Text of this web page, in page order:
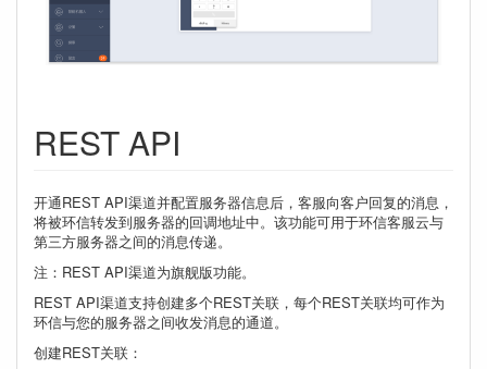
REST API
开通REST API渠道并配置服务器信息后，客服向客户回复的消息，
将被环信转发到服务器的回调地址中。该功能可用于环信客服云与
第三方服务器之间的消息传递。
注：REST API渠道为旗舰版功能。
REST API渠道支持创建多个REST关联，每个REST关联均可作为
环信与您的服务器之间收发消息的通道。
创建REST关联：